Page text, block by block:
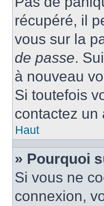
récupéré, il
vous sur la
de passe.
à nouveau
Si toutefois
contactez un
Haut
» Pourquoi
Si vous ne
connexion,